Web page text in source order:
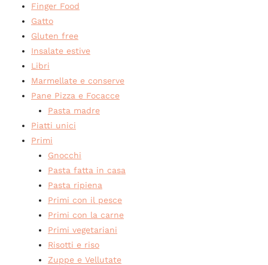
Finger Food
Gatto
Gluten free
Insalate estive
Libri
Marmellate e conserve
Pane Pizza e Focacce
Pasta madre
Piatti unici
Primi
Gnocchi
Pasta fatta in casa
Pasta ripiena
Primi con il pesce
Primi con la carne
Primi vegetariani
Risotti e riso
Zuppe e Vellutate